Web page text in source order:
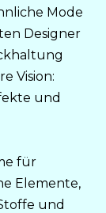
Mode
Designer
Vision:
und
für
Elemente,
und